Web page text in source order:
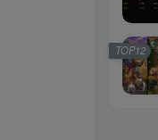
TOP12